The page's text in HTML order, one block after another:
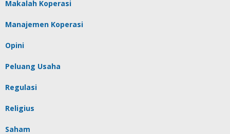
Makalah Koperasi
Manajemen Koperasi
Opini
Peluang Usaha
Regulasi
Religius
Saham